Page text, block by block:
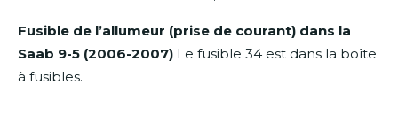
Fusible de l’allumeur (prise de courant) dans la
Saab 9-5 (2006-2007) Le fusible 34 est dans la boîte
à fusibles.